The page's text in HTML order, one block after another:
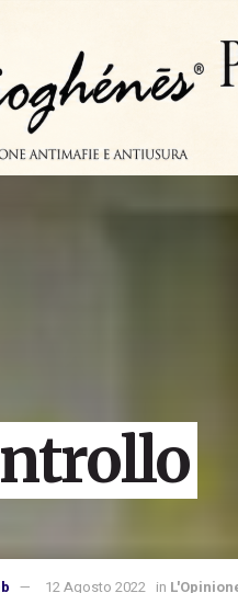
12 Agosto 2022 in